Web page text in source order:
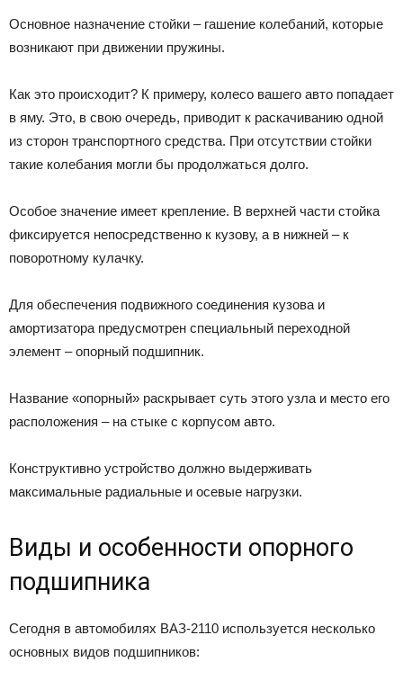
Основное назначение стойки – гашение колебаний, которые
возникают при движении пружины.
Как это происходит? К примеру, колесо вашего авто попадает
в яму. Это, в свою очередь, приводит к раскачиванию одной
из сторон транспортного средства. При отсутствии стойки
такие колебания могли бы продолжаться долго.
Особое значение имеет крепление. В верхней части стойка
фиксируется непосредственно к кузову, а в нижней – к
поворотному кулачку.
Для обеспечения подвижного соединения кузова и
амортизатора предусмотрен специальный переходной
элемент – опорный подшипник.
Название «опорный» раскрывает суть этого узла и место его
расположения – на стыке с корпусом авто.
Конструктивно устройство должно выдерживать
максимальные радиальные и осевые нагрузки.
Виды и особенности опорного
подшипника
Сегодня в автомобилях ВАЗ-2110 используется несколько
основных видов подшипников: